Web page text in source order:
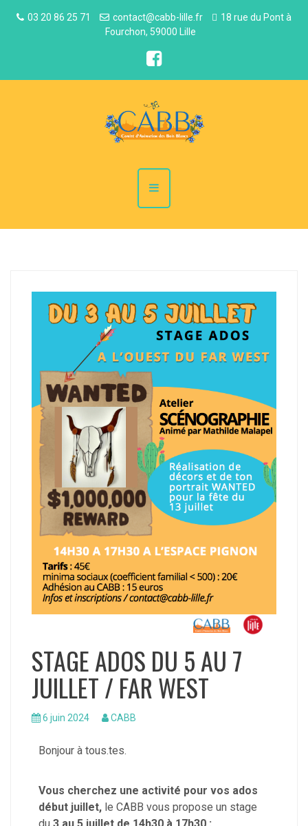
03 20 86 25 71 contact@cabb-lille.fr
18 rue du Pont à
Fourchon, 59000 Lille
STAGE ADOS DU 5 AU 7
JUILLET / FAR WEST
6 juin 2024 CABB
Bonjour à tous.tes.
Vous cherchez une activité pour vos ados
début juillet, le CABB vous propose un stage